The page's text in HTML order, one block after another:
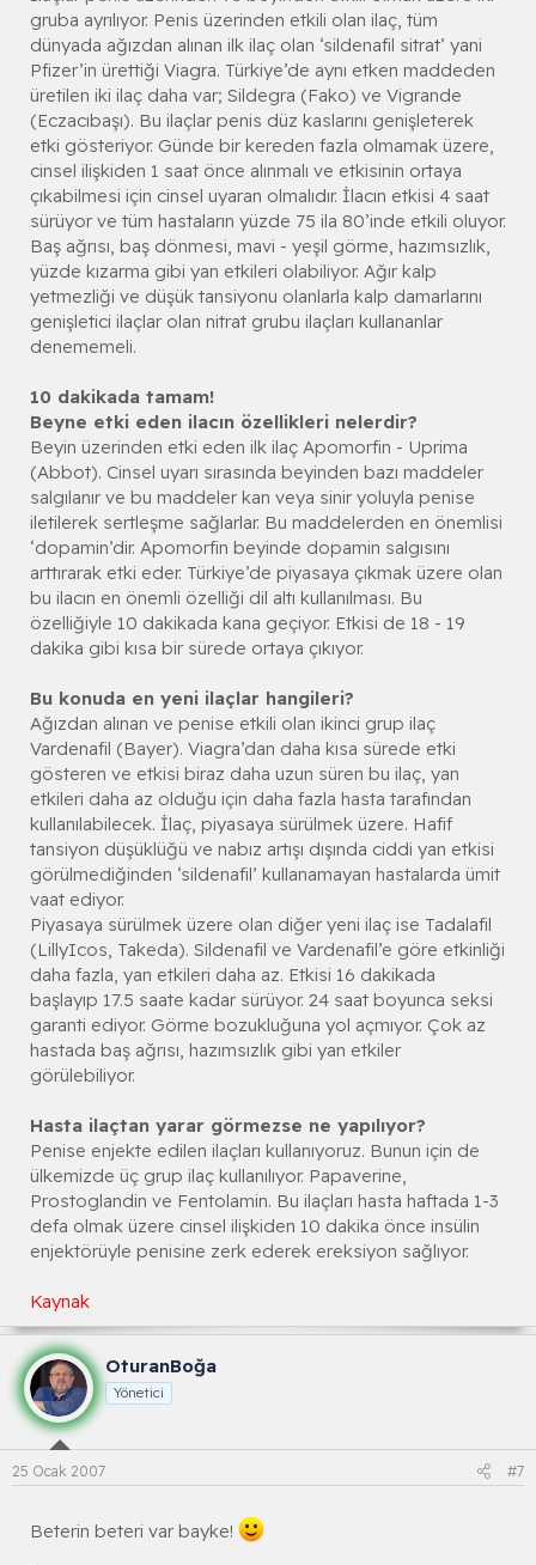
gruba ayrılıyor. Penis üzerinden etkili olan ilaç, tüm
dünyada ağızdan alınan ilk ilaç olan ‘sildenafil sitrat’ yani
Pfizer’in ürettiği Viagra. Türkiye’de aynı etken maddeden
üretilen iki ilaç daha var; Sildegra (Fako) ve Vigrande
(Eczacıbaşı). Bu ilaçlar penis düz kaslarını genişleterek
etki gösteriyor. Günde bir kereden fazla olmamak üzere,
cinsel ilişkiden 1 saat önce alınmalı ve etkisinin ortaya
çıkabilmesi için cinsel uyaran olmalıdır. İlacın etkisi 4 saat
sürüyor ve tüm hastaların yüzde 75 ila 80’inde etkili oluyor.
Baş ağrısı, baş dönmesi, mavi - yeşil görme, hazımsızlık,
yüzde kızarma gibi yan etkileri olabiliyor. Ağır kalp
yetmezliği ve düşük tansiyonu olanlarla kalp damarlarını
genişletici ilaçlar olan nitrat grubu ilaçları kullananlar
denememeli.
10 dakikada tamam!
Beyne etki eden ilacın özellikleri nelerdir?
Beyin üzerinden etki eden ilk ilaç Apomorfin - Uprima
(Abbot). Cinsel uyarı sırasında beyinden bazı maddeler
salgılanır ve bu maddeler kan veya sinir yoluyla penise
iletilerek sertleşme sağlarlar. Bu maddelerden en önemlisi
‘dopamin’dir. Apomorfin beyinde dopamin salgısını
arttırarak etki eder. Türkiye’de piyasaya çıkmak üzere olan
bu ilacın en önemli özelliği dil altı kullanılması. Bu
özelliğiyle 10 dakikada kana geçiyor. Etkisi de 18 - 19
dakika gibi kısa bir sürede ortaya çıkıyor.
Bu konuda en yeni ilaçlar hangileri?
Ağızdan alınan ve penise etkili olan ikinci grup ilaç
Vardenafil (Bayer). Viagra’dan daha kısa sürede etki
gösteren ve etkisi biraz daha uzun süren bu ilaç, yan
etkileri daha az olduğu için daha fazla hasta tarafından
kullanılabilecek. İlaç, piyasaya sürülmek üzere. Hafif
tansiyon düşüklüğü ve nabız artışı dışında ciddi yan etkisi
görülmediğinden ‘sildenafil’ kullanamayan hastalarda ümit
vaat ediyor.
Piyasaya sürülmek üzere olan diğer yeni ilaç ise Tadalafil
(LillyIcos, Takeda). Sildenafil ve Vardenafil’e göre etkinliği
daha fazla, yan etkileri daha az. Etkisi 16 dakikada
başlayıp 17.5 saate kadar sürüyor. 24 saat boyunca seksi
garanti ediyor. Görme bozukluğuna yol açmıyor. Çok az
hastada baş ağrısı, hazımsızlık gibi yan etkiler
görülebiliyor.
Hasta ilaçtan yarar görmezse ne yapılıyor?
Penise enjekte edilen ilaçları kullanıyoruz. Bunun için de
ülkemizde üç grup ilaç kullanılıyor. Papaverine,
Prostoglandin ve Fentolamin. Bu ilaçları hasta haftada 1-3
defa olmak üzere cinsel ilişkiden 10 dakika önce insülin
enjektörüyle penisine zerk ederek ereksiyon sağlıyor.
Kaynak
OturanBoğa
Yönetici
25 Ocak 2007 #7
Beterin beteri var bayke!